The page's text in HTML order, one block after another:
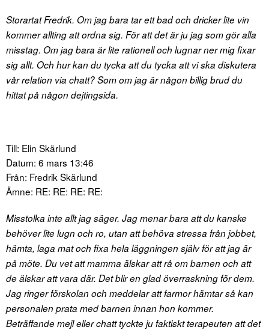
Storartat Fredrik. Om jag bara tar ett bad och dricker lite vin
kommer allting att ordna sig. För att det är ju jag som gör alla
misstag. Om jag bara är lite rationell och lugnar ner mig fixar
sig allt. Och hur kan du tycka att du tycka att vi ska diskutera
vår relation via chatt? Som om jag är någon billig brud du
hittat på någon dejtingsida.
Till: Elin Skärlund
Datum: 6 mars 13:46
Från: Fredrik Skärlund
Ämne: RE: RE: RE: RE:
Misstolka inte allt jag säger. Jag menar bara att du kanske
behöver lite lugn och ro, utan att behöva stressa från jobbet,
hämta, laga mat och fixa hela läggningen själv för att jag är
på möte. Du vet att mamma älskar att rå om barnen och att
de älskar att vara där. Det blir en glad överraskning för dem.
Jag ringer förskolan och meddelar att farmor hämtar så kan
personalen prata med barnen innan hon kommer.
Beträffande mejl eller chatt tyckte ju faktiskt terapeuten att det